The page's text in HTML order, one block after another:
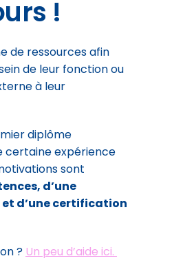
!
de ressources afin
de leur fonction ou
à leur
diplôme
certaine expérience
sont
d’une
d’une certification
? Un peu d’aide ici.